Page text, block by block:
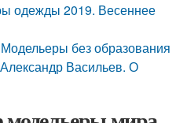
одежды 2019. Весеннее
без образования
Васильев. О